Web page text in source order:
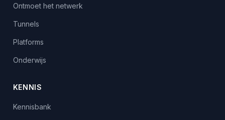
Ontmoet het netwerk
Tunnels
Platforms
Onderwijs
KENNIS
Kennisbank